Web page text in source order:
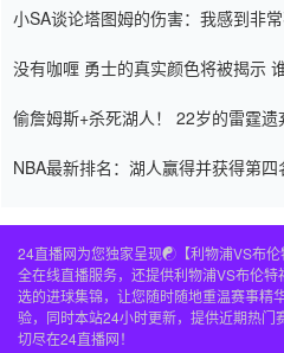
小SA谈论塔图姆的伤害：我感到非
没有咖喱 勇士的真实颜色将被揭示
偷詹姆斯+杀死湖人！ 22岁的雷霆
NBA最新排名：湖人赢得并获得第
24直播网为您独家呈现☯️【利物浦VS布
全在线直播服务，还提供利物浦VS布伦
选的进球集锦，让您随时随地重温赛事精
验，同时本站24小时更新，提供近期热门
切尽在24直播网！